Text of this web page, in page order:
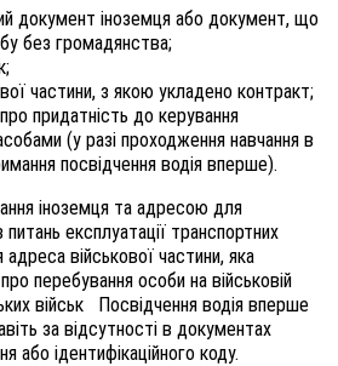
документ іноземця або документ, що
без громадянства;
частини, з якою укладено контракт;
придатність до керування
(у разі проходження навчання в
посвідчення водія вперше).
іноземця та адресою для
питань експлуатації транспортних
військової частини, яка
перебування особи на військовій
військ Посвідчення водія вперше
за відсутності в документах
або ідентифікаційного коду.